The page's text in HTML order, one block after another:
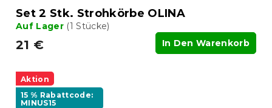
Set 2 Stk. Strohkörbe OLINA
Auf Lager (1 Stücke)
21 € In Den Warenkorb
Aktion
15 % Rabattcode:
MINUS15